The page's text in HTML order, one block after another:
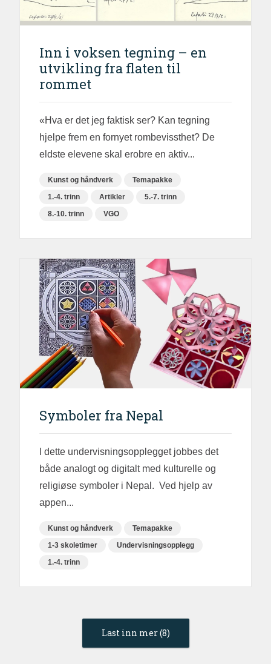
Inn i voksen tegning – en
utvikling fra flaten til
rommet
«Hva er det jeg faktisk ser? Kan tegning
hjelpe frem en fornyet rombevissthet? De
eldste elevene skal erobre en aktiv...
Kunst og håndverk
Temapakke
1.-4. trinn
Artikler
5.-7. trinn
8.-10. trinn
VGO
Symboler fra Nepal
I dette undervisningsopplegget jobbes det
både analogt og digitalt med kulturelle og
religiøse symboler i Nepal. Ved hjelp av
appen...
Kunst og håndverk
Temapakke
1-3 skoletimer
Undervisningsopplegg
1.-4. trinn
Last inn mer (8)